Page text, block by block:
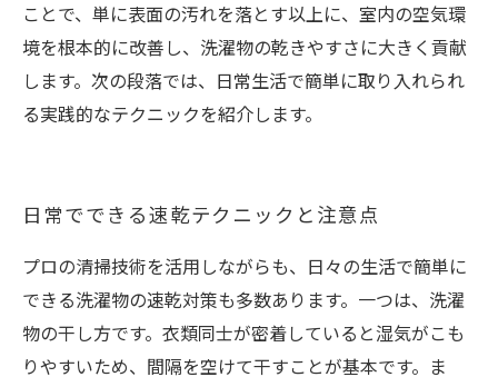
ことで、単に表面の汚れを落とす以上に、室内の空気環
境を根本的に改善し、洗濯物の乾きやすさに大きく貢献
します。次の段落では、日常生活で簡単に取り入れられ
る実践的なテクニックを紹介します。
日常でできる速乾テクニックと注意点
プロの清掃技術を活用しながらも、日々の生活で簡単に
できる洗濯物の速乾対策も多数あります。一つは、洗濯
物の干し方です。衣類同士が密着していると湿気がこも
りやすいため、間隔を空けて干すことが基本です。ま